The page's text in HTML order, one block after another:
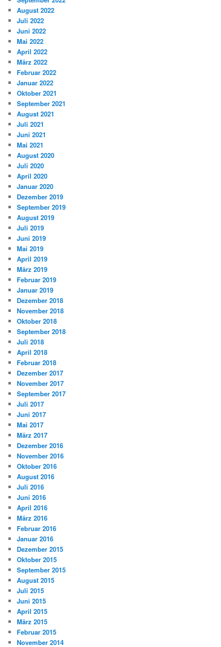
August 2022
Juli 2022
Juni 2022
Mai 2022
April 2022
März 2022
Februar 2022
Januar 2022
Oktober 2021
September 2021
August 2021
Juli 2021
Juni 2021
Mai 2021
August 2020
Juli 2020
April 2020
Januar 2020
Dezember 2019
September 2019
August 2019
Juli 2019
Juni 2019
Mai 2019
April 2019
März 2019
Februar 2019
Januar 2019
Dezember 2018
November 2018
Oktober 2018
September 2018
Juli 2018
April 2018
Februar 2018
Dezember 2017
November 2017
September 2017
Juli 2017
Juni 2017
Mai 2017
März 2017
Dezember 2016
November 2016
Oktober 2016
August 2016
Juli 2016
Juni 2016
April 2016
März 2016
Februar 2016
Januar 2016
Dezember 2015
Oktober 2015
September 2015
August 2015
Juli 2015
Juni 2015
April 2015
März 2015
Februar 2015
November 2014